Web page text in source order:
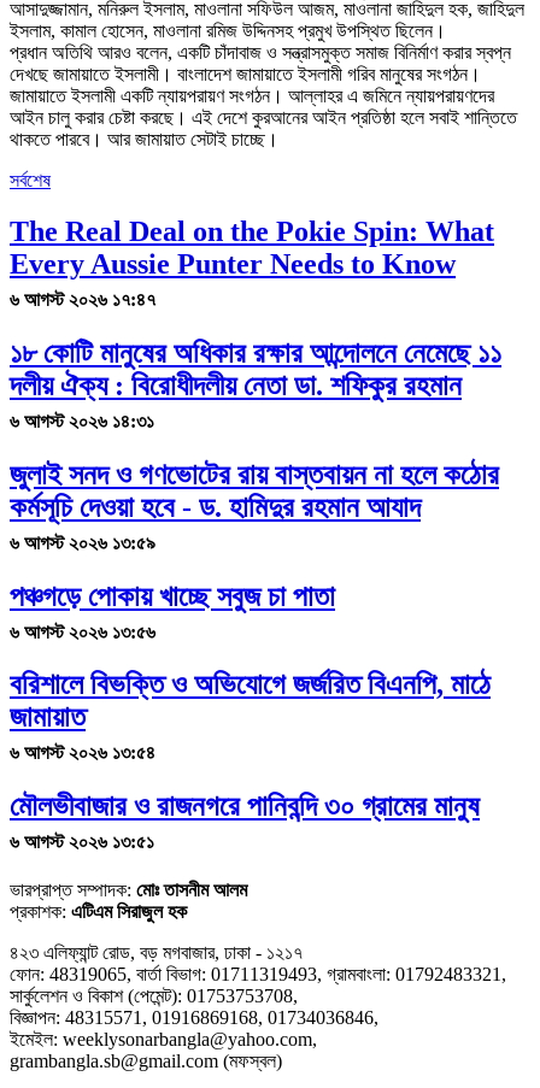
আসাদুজ্জামান, মনিরুল ইসলাম, মাওলানা সফিউল আজম, মাওলানা জাহিদুল হক, জাহিদুল
ইসলাম, কামাল হোসেন, মাওলানা রমিজ উদ্দিনসহ প্রমুখ উপস্থিত ছিলেন।
প্রধান অতিথি আরও বলেন, একটি চাঁদাবাজ ও সন্ত্রাসমুক্ত সমাজ বিনির্মাণ করার স্বপ্ন
দেখছে জামায়াতে ইসলামী। বাংলাদেশ জামায়াতে ইসলামী গরিব মানুষের সংগঠন।
জামায়াতে ইসলামী একটি ন্যায়পরায়ণ সংগঠন। আল্লাহর এ জমিনে ন্যায়পরায়ণদের
আইন চালু করার চেষ্টা করছে। এই দেশে কুরআনের আইন প্রতিষ্ঠা হলে সবাই শান্তিতে
থাকতে পারবে। আর জামায়াত সেটাই চাচ্ছে।
সর্বশেষ
The Real Deal on the Pokie Spin: What
Every Aussie Punter Needs to Know
৬ আগস্ট ২০২৬ ১৭:৪৭
১৮ কোটি মানুষের অধিকার রক্ষার আন্দোলনে নেমেছে ১১
দলীয় ঐক্য : বিরোধীদলীয় নেতা ডা. শফিকুর রহমান
৬ আগস্ট ২০২৬ ১৪:৩১
জুলাই সনদ ও গণভোটের রায় বাস্তবায়ন না হলে কঠোর
কর্মসূচি দেওয়া হবে - ড. হামিদুর রহমান আযাদ
৬ আগস্ট ২০২৬ ১৩:৫৯
পঞ্চগড়ে পোকায় খাচ্ছে সবুজ চা পাতা
৬ আগস্ট ২০২৬ ১৩:৫৬
বরিশালে বিভক্তি ও অভিযোগে জর্জরিত বিএনপি, মাঠে
জামায়াত
৬ আগস্ট ২০২৬ ১৩:৫৪
মৌলভীবাজার ও রাজনগরে পানিবন্দি ৩০ গ্রামের মানুষ
৬ আগস্ট ২০২৬ ১৩:৫১
ভারপ্রাপ্ত সম্পাদক: মোঃ তাসনীম আলম
প্রকাশক: এটিএম সিরাজুল হক
৪২৩ এলিফ্যান্ট রোড, বড় মগবাজার, ঢাকা - ১২১৭
ফোন: 48319065, বার্তা বিভাগ: 01711319493, গ্রামবাংলা: 01792483321,
সার্কুলেশন ও বিকাশ (পেমেন্ট): 01753753708,
বিজ্ঞাপন: 48315571, 01916869168, 01734036846,
ইমেইল: weeklysonarbangla@yahoo.com,
grambangla.sb@gmail.com (মফস্বল)